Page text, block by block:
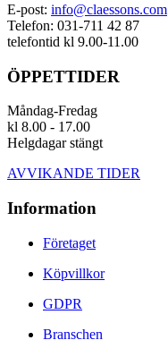
E-post: info@claessons.com
Telefon: 031-711 42 87
telefontid kl 9.00-11.00
ÖPPETTIDER
Måndag-Fredag
kl 8.00 - 17.00
Helgdagar stängt
AVVIKANDE TIDER
Information
Företaget
Köpvillkor
GDPR
Branschen